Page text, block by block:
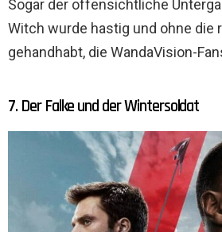
Sogar der offensichtliche
Witch wurde hastig und ohne die
gehandhabt, die WandaVision-
7. Der Falke und der Wintersoldat